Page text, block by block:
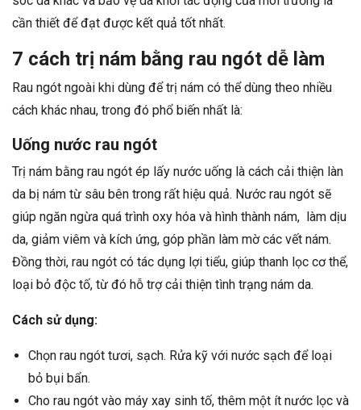
cần thiết để đạt được kết quả tốt nhất.
7 cách trị nám bằng rau ngót dễ làm
Rau ngót ngoài khi dùng để trị nám có thể dùng theo nhiều
cách khác nhau, trong đó phổ biến nhất là:
Uống nước rau ngót
Trị nám bằng rau ngót ép lấy nước uống là cách cải thiện làn
da bị nám từ sâu bên trong rất hiệu quả. Nước rau ngót sẽ
giúp ngăn ngừa quá trình oxy hóa và hình thành nám, làm dịu
da, giảm viêm và kích ứng, góp phần làm mờ các vết nám.
Đồng thời, rau ngót có tác dụng lợi tiểu, giúp thanh lọc cơ thể,
loại bỏ độc tố, từ đó hỗ trợ cải thiện tình trạng nám da.
Cách sử dụng:
Chọn rau ngót tươi, sạch. Rửa kỹ với nước sạch để loại
bỏ bụi bẩn.
Cho rau ngót vào máy xay sinh tố, thêm một ít nước lọc và